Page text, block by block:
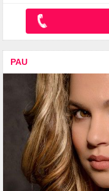
PAU